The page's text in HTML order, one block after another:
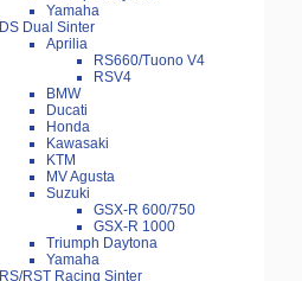
Yamaha
DS Dual Sinter
Aprilia
RS660/Tuono V4
RSV4
BMW
Ducati
Honda
Kawasaki
KTM
MV Agusta
Suzuki
GSX-R 600/750
GSX-R 1000
Triumph Daytona
Yamaha
RS/RST Racing Sinter